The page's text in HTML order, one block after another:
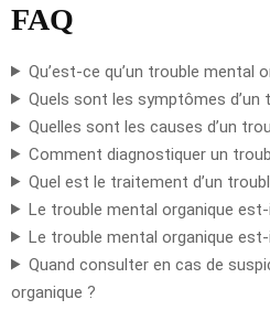
FAQ
Qu’est-ce qu’un trouble mental
Quels sont les symptômes d’un
Quelles sont les causes d’un
Comment diagnostiquer un
Quel est le traitement d’un
Le trouble mental organique
Le trouble mental organique
Quand consulter en cas de
organique ?